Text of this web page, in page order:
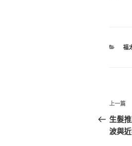
分
福
文
章
導
上
一
篇
上一篇
生髮
波與